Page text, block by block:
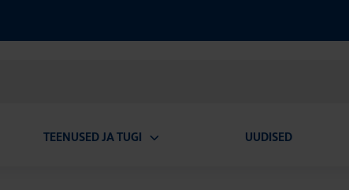
TEENUSED JA TUGI UUDISED